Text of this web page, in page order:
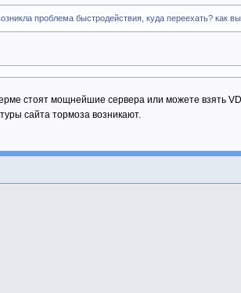
проблема быстродействия, куда переехать? как
стоят мощнейшие сервера или можете взять
сайта тормоза возникают.